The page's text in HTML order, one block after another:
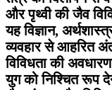
और पृथ्वी की जैव
यह विज्ञान,
व्यवहार से आहरित
विविधता की
युग को निश्चित रूप